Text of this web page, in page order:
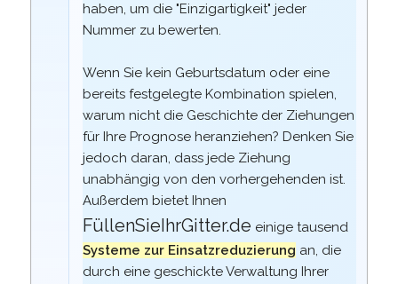
haben, um die "Einzigartigkeit" jeder
Nummer zu bewerten.
Wenn Sie kein Geburtsdatum oder eine
bereits festgelegte Kombination spielen,
warum nicht die Geschichte der Ziehungen
für Ihre Prognose heranziehen? Denken Sie
jedoch daran, dass jede Ziehung
unabhängig von den vorhergehenden ist.
Außerdem bietet Ihnen
FüllenSieIhrGitter.de einige tausend
Systeme zur Einsatzreduzierung an, die
durch eine geschickte Verwaltung Ihrer